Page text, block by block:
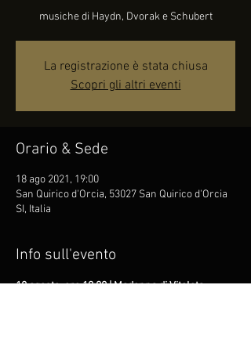
musiche di Haydn, Dvorak e Schubert
La registrazione è stata chiusa
Scopri gli altri eventi
Orario & Sede
18 ago 2021, 19:00
San Quirico d'Orcia, 53027 San Quirico d'Orcia
SI, Italia
Info sull'evento
18 agosto, ore 19:00 | Madonna di Vitaleta